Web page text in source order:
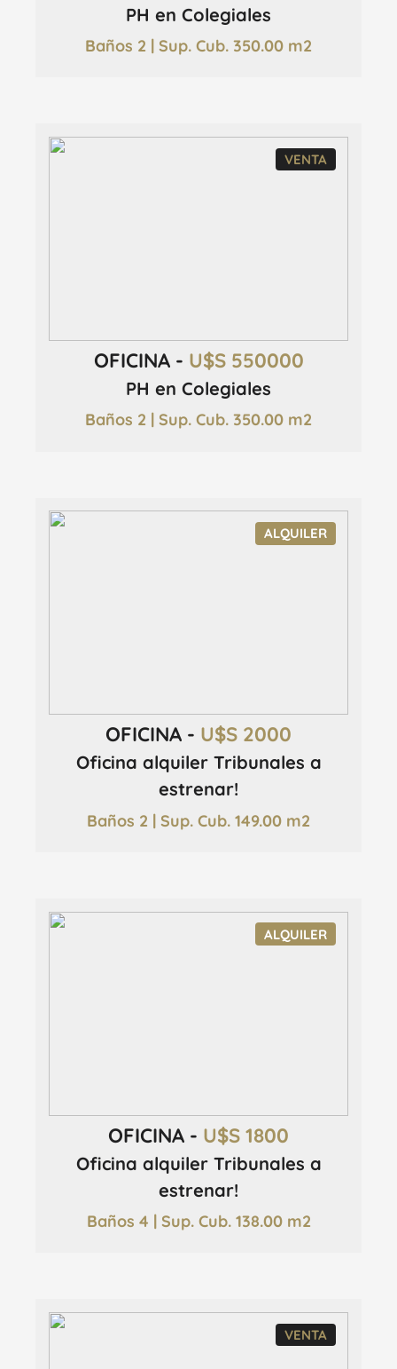
PH en Colegiales
Baños 2 | Sup. Cub. 350.00 m2
VENTA
OFICINA - U$S 550000
PH en Colegiales
Baños 2 | Sup. Cub. 350.00 m2
ALQUILER
OFICINA - U$S 2000
Oficina alquiler Tribunales a
estrenar!
Baños 2 | Sup. Cub. 149.00 m2
ALQUILER
OFICINA - U$S 1800
Oficina alquiler Tribunales a
estrenar!
Baños 4 | Sup. Cub. 138.00 m2
VENTA